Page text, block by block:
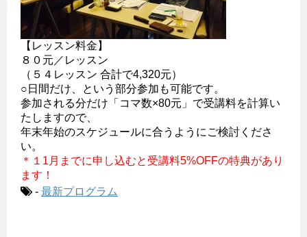
【レッスン料金】
８０元／レッスン
（５４レッスン 合計で4,320元）
○日間だけ、という部分参加も可能です。
参加される分だけ「コマ数×80元」で受講料を計算い
たしますので、
年末年始のスケジュールに合うようにご検討くださ
い。
＊１1月までに申し込むと受講料5%OFFの特典があり
ます！
- 最新プログラム